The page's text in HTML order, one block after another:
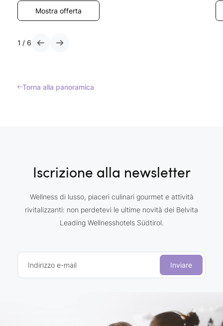
Mostra offerta
1 / 6
Torna alla panoramica
Iscrizione alla newsletter
Wellness di lusso, piaceri culinari gourmet e attività
rivitalizzanti: non perdetevi le ultime novità dei Belvita
Leading Wellnesshotels Südtirol.
Indirizzo e-mail Inviare